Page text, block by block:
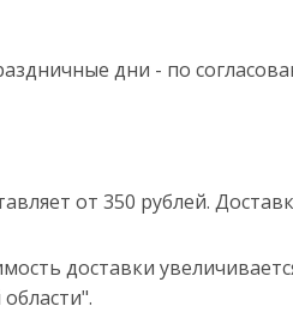
дни - по
от 350 рублей.
доставки